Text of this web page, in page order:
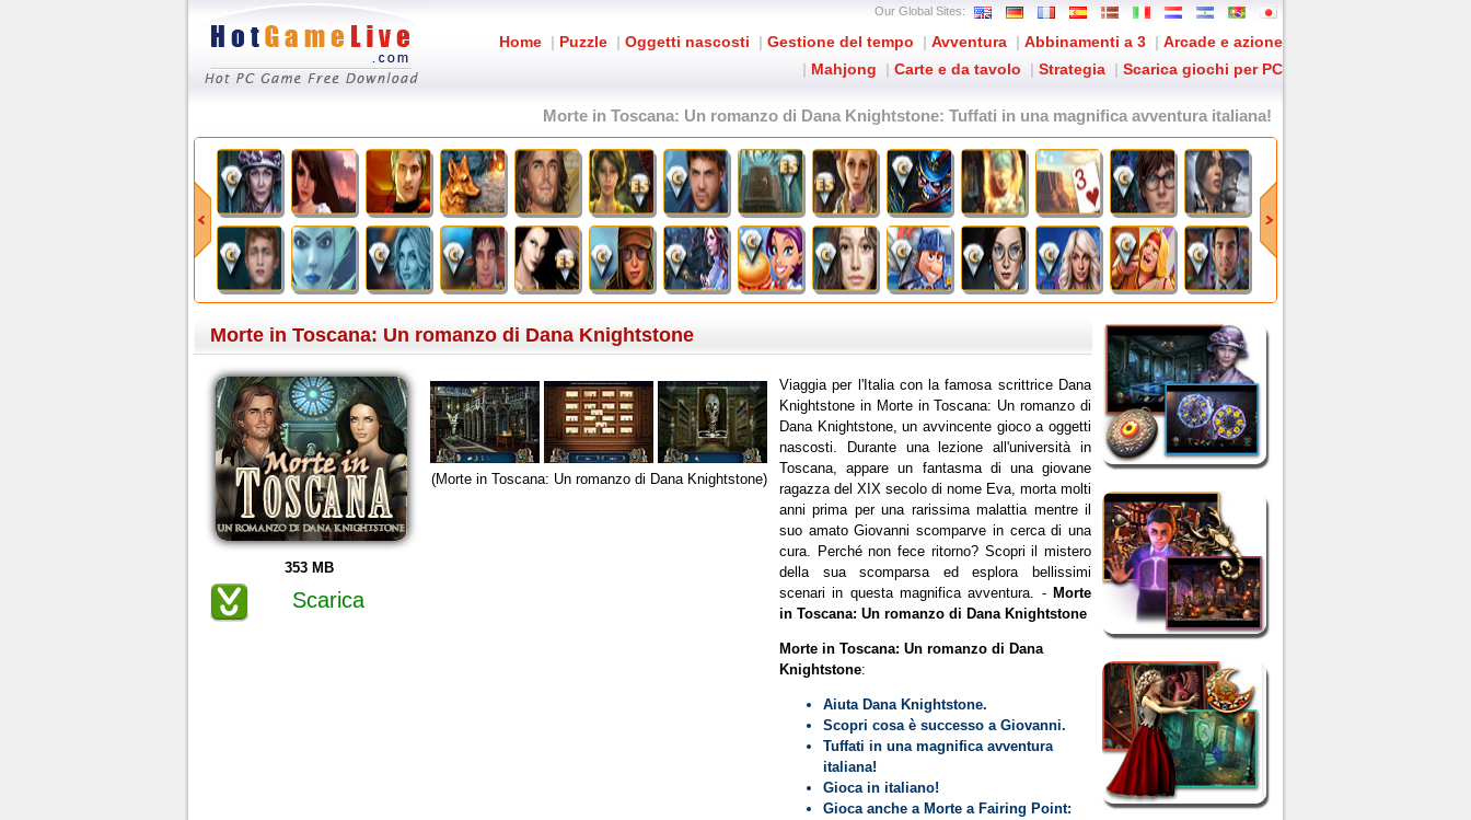
Our Global Sites:
Home | Puzzle | Oggetti nascosti | Gestione del tempo | Avventura | Abbinamenti a 3 | Arcade e azione
| Mahjong | Carte e da tavolo | Strategia | Scarica giochi per PC
Morte in Toscana: Un romanzo di Dana Knightstone: Tuffati in una magnifica avventura italiana!
Morte in Toscana: Un romanzo di Dana Knightstone
353 MB
Scarica
(Morte in Toscana: Un romanzo di Dana Knightstone)
Viaggia per l'Italia con la famosa scrittrice Dana
Knightstone in Morte in Toscana: Un romanzo di
Dana Knightstone, un avvincente gioco a oggetti
nascosti. Durante una lezione all'università in
Toscana, appare un fantasma di una giovane
ragazza del XIX secolo di nome Eva, morta molti
anni prima per una rarissima malattia mentre il
suo amato Giovanni scomparve in cerca di una
cura. Perché non fece ritorno? Scopri il mistero
della sua scomparsa ed esplora bellissimi
scenari in questa magnifica avventura. - Morte
in Toscana: Un romanzo di Dana Knightstone
Morte in Toscana: Un romanzo di Dana
Knightstone:
Aiuta Dana Knightstone.
Scopri cosa è successo a Giovanni.
Tuffati in una magnifica avventura
italiana!
Gioca in italiano!
Gioca anche a Morte a Fairing Point: